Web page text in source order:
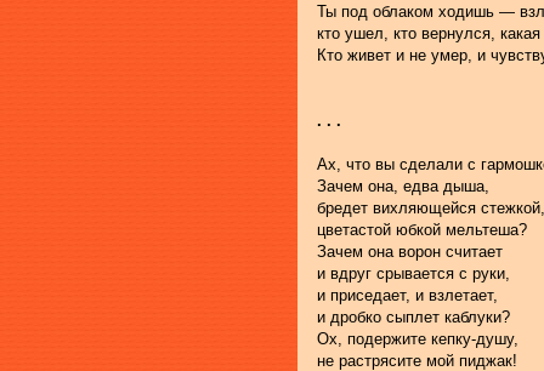
Ты под облаком ходишь —
кто ушел, кто вернулся,
Кто живет и не умер, и
. . .
Ах, что вы сделали с
Зачем она, едва дыша,
бредет вихляющейся стежкой,
цветастой юбкой мельтеша?
Зачем она ворон считает
и вдруг срывается с руки,
и приседает, и взлетает,
и дробко сыплет каблуки?
Ох, подержите кепку-душу,
не растрясите мой пиджак!